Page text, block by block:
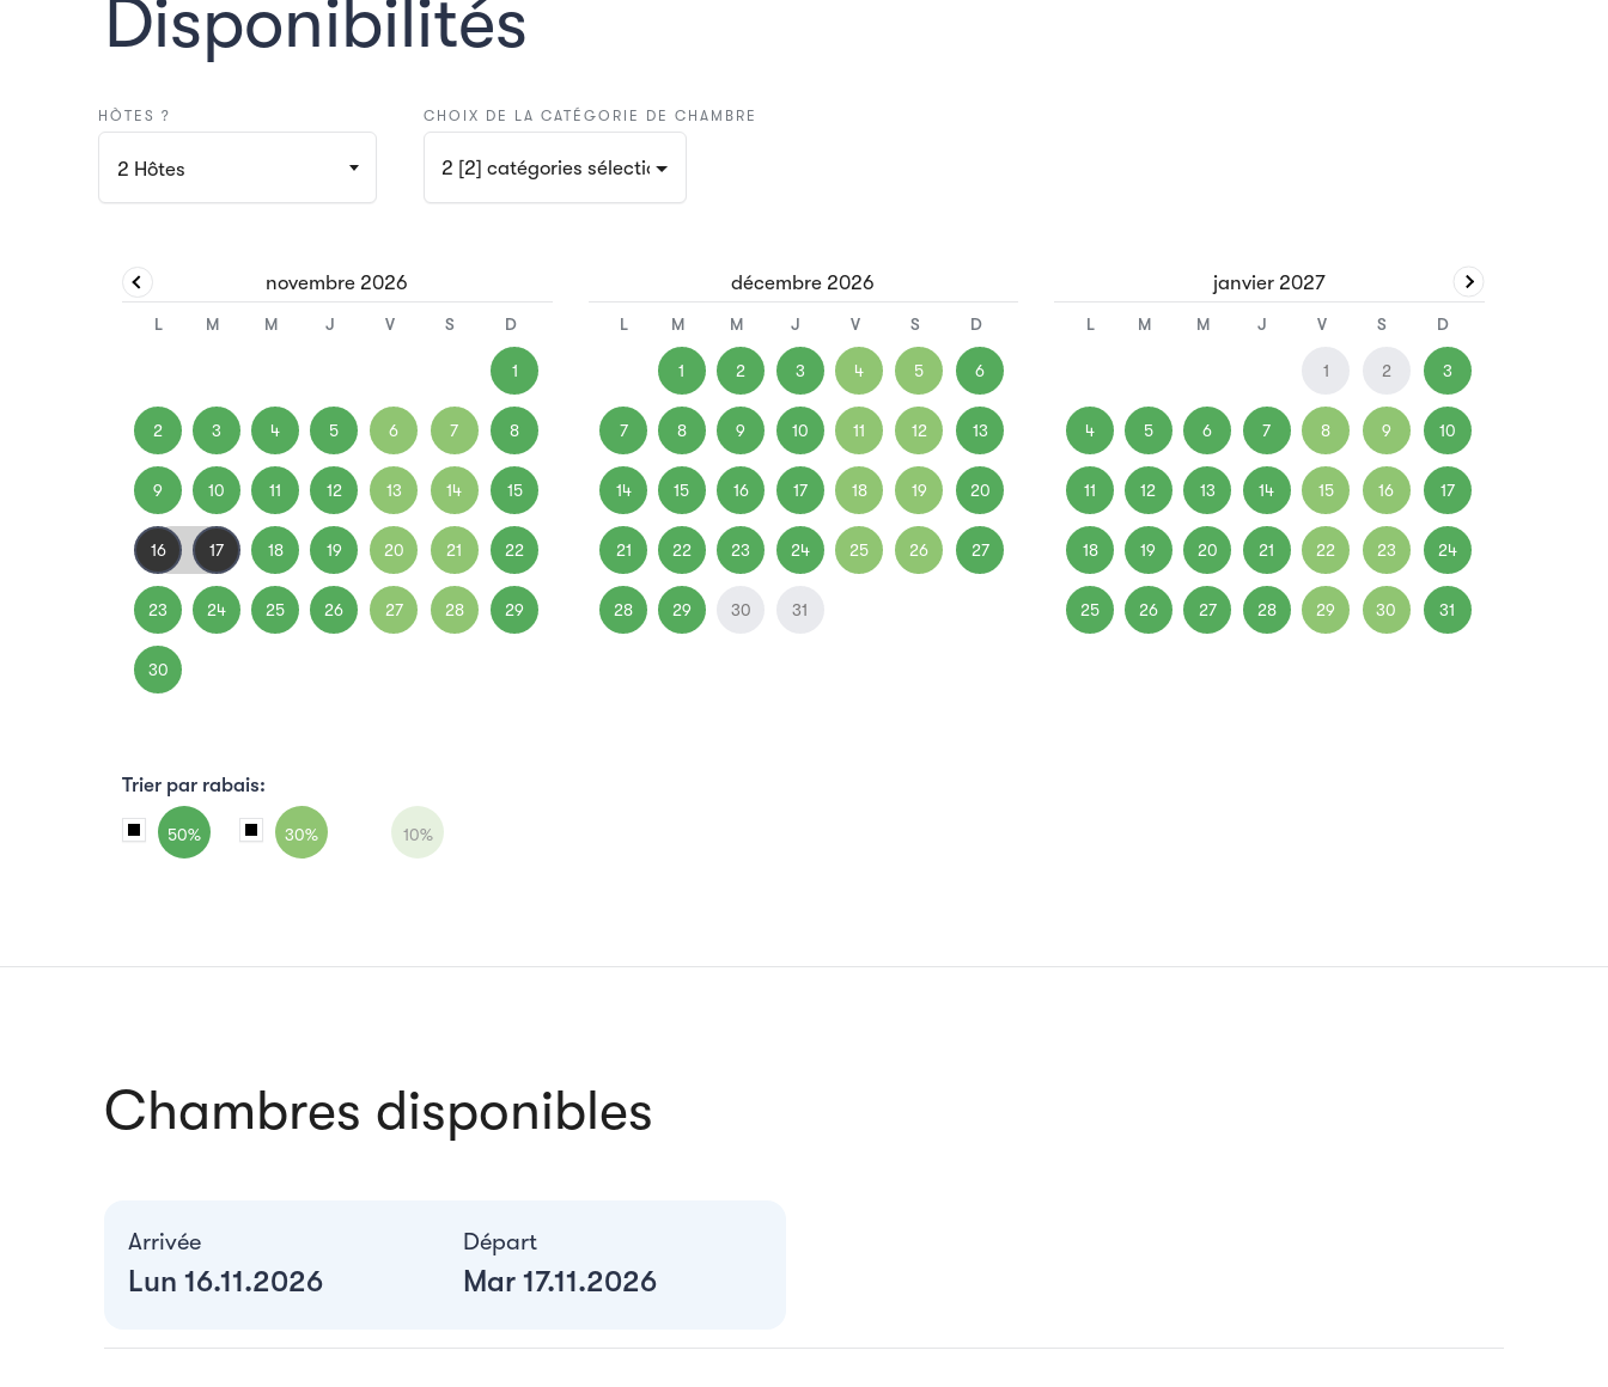
Disponibilités
HÒTES ?
2 Hôtes
CHOIX DE LA CATÉGORIE DE CHAMBRE
2 [2] catégories sélectionnées
novembre 2026
L M M J V S D
1
2 3 4 5 6 7 8
9 10 11 12 13 14 15
16 17 18 19 20 21 22
23 24 25 26 27 28 29
30
décembre 2026
L M M J V S D
1 2 3 4 5 6
7 8 9 10 11 12 13
14 15 16 17 18 19 20
21 22 23 24 25 26 27
28 29 30 31
janvier 2027
L M M J V S D
1 2 3
4 5 6 7 8 9 10
11 12 13 14 15 16 17
18 19 20 21 22 23 24
25 26 27 28 29 30 31
Trier par rabais:
50% 30% 10%
Chambres disponibles
Arrivée
Lun 16.11.2026
Départ
Mar 17.11.2026